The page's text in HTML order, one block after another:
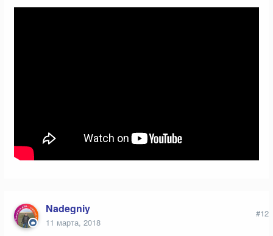
Nadegniy
11 марта, 2018
#12